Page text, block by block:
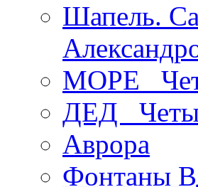
Шапель.
МОРЕ
ДЕД
Аврора
Фонтаны